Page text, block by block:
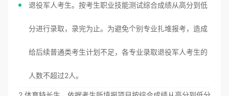
退役军人考生。按考生职业技能测试综合成绩从高分到低
分进行录取，录完为止。为避免个别专业扎堆报考，造成
给后续普通类考生计划不足，各专业录取退役军人考生的
人数不超过2人。